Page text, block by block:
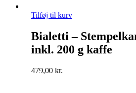
Tilføj til kurv
Bialetti –
inkl. 200 g kaffe
479,00 kr.